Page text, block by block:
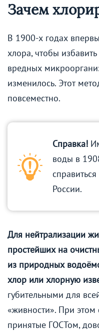
Зачем
В 1900-х годах
хлора, чтобы
вредных
изменилось. Этот
повсеместно.
Справка!
воды в
России.
Для нейтрализации
простейших на
из природных
хлор или хлорную
губительными для
«живности». При этом
принятые ГОСТом,